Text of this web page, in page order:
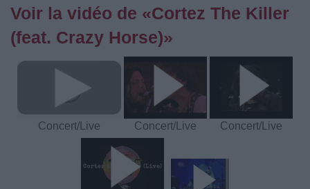
Voir la vidéo de «Cortez The Killer
(feat. Crazy Horse)»
Concert/Live Concert/Live Concert/Live